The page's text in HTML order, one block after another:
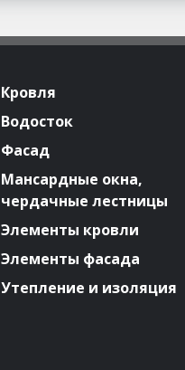
Кровля
Водосток
Фасад
Мансардные окна,
чердачные лестницы
Элементы кровли
Элементы фасада
Утепление и изоляция